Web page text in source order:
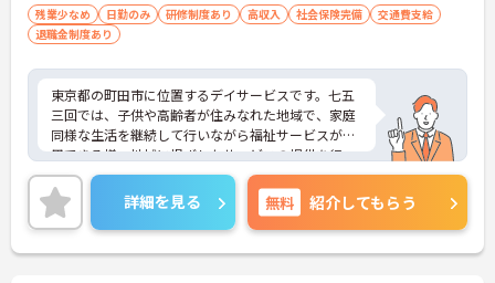
残業少なめ 日勤のみ 研修制度あり 高収入 社会保険完備
交通費支給
退職金制度あり
東京都の町田市に位置するデイサービスです。七五
三回では、子供や高齢者が住みなれた地域で、家庭
同様な生活を継続して行いながら福祉サービスが利
用できる様、地域に根ざしたサービスの提供を行っ
ています。
勤務は日勤のみ、残業も少なく、水曜と日曜はお休
みとなりますので予定が立てやすくワークバランス
の取りやすい環境です。
ご興味を持たれた方は面接対策ポイントや求人の詳
詳細を見る 無料 紹介してもらう